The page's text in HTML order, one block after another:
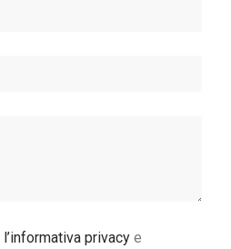
l’informativa privacye